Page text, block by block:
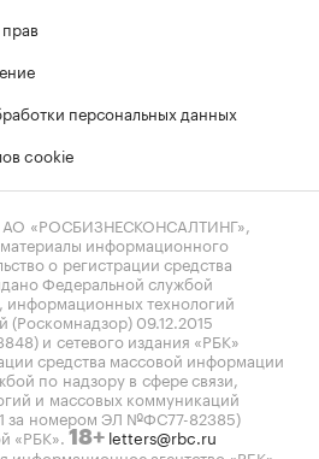
персональных данных
cookie
«РОСБИЗНЕСКОНСАЛТИНГ»,
информационного
о регистрации средства
Федеральной службой
информационных технологий
09.12.2015
и сетевого издания «РБК»
средства массовой информации
по надзору в сфере связи,
и массовых коммуникаций
за номером ЭЛ №ФС77-82385)
«РБК». 18+ letters@rbc.ru